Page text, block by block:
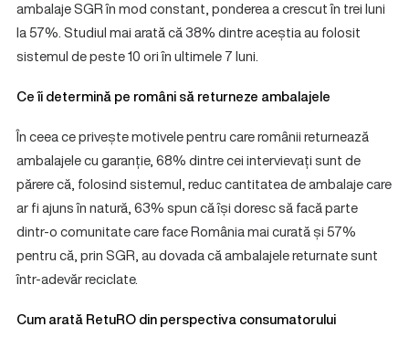
ambalaje SGR în mod constant, ponderea a crescut în trei luni
la 57%. Studiul mai arată că 38% dintre aceștia au folosit
sistemul de peste 10 ori în ultimele 7 luni.
Ce îi determină pe români să returneze ambalajele
În ceea ce privește motivele pentru care românii returnează
ambalajele cu garanție, 68% dintre cei intervievați sunt de
părere că, folosind sistemul, reduc cantitatea de ambalaje care
ar fi ajuns în natură, 63% spun că își doresc să facă parte
dintr-o comunitate care face România mai curată și 57%
pentru că, prin SGR, au dovada că ambalajele returnate sunt
într-adevăr reciclate.
Cum arată RetuRO din perspectiva consumatorului